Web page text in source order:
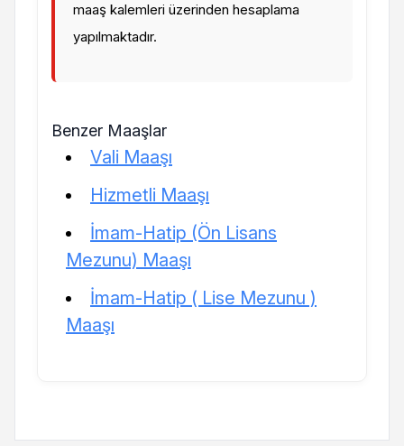
maaş kalemleri üzerinden hesaplama
yapılmaktadır.
Benzer Maaşlar
Vali Maaşı
Hizmetli Maaşı
İmam-Hatip (Ön Lisans
Mezunu) Maaşı
İmam-Hatip ( Lise Mezunu )
Maaşı